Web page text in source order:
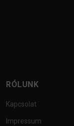
RÓLUNK
Kapcsolat
Impressum